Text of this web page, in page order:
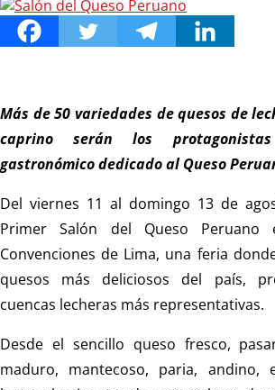
Más de 50 variedades de quesos de
caprino serán los
gastronómico dedicado al Queso
Del viernes 11 al domingo 13 de
Primer Salón del Queso
Convenciones de Lima, una feria
quesos más deliciosos del país,
cuencas lecheras más representativas.
Desde el sencillo queso fresco,
maduro, mantecoso, paria, andino,